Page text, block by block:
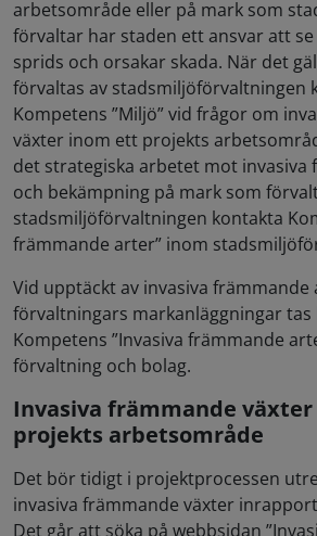
arbetsområde eller på mark som
förvaltar har staden ett ansvar att
sprids och orsakar skada. När det
förvaltas av stadsmiljöförvaltningen
Kompetens ”Miljö” vid frågor om
växter inom ett projekts
det strategiska arbetet mot invasiva
och bekämpning på mark som
stadsmiljöförvaltningen kontakta
främmande arter” inom
Vid upptäckt av invasiva
förvaltningars markanläggningar
Kompetens ”Invasiva främmande
förvaltning och bolag.
Invasiva främmande
projekts arbetsområde
Det bör tidigt i projektprocessen
invasiva främmande växter
Det går att söka på webbsidan